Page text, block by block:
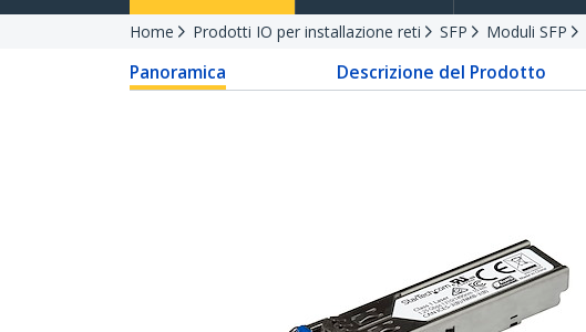
Home Prodotti IO per installazione reti SFP Moduli SFP
Panoramica Descrizione del Prodotto